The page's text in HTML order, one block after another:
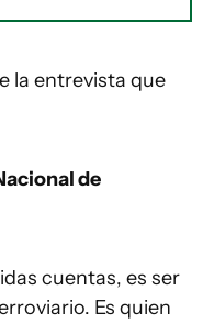
la entrevista que
de
cuentas, es ser
Es quien